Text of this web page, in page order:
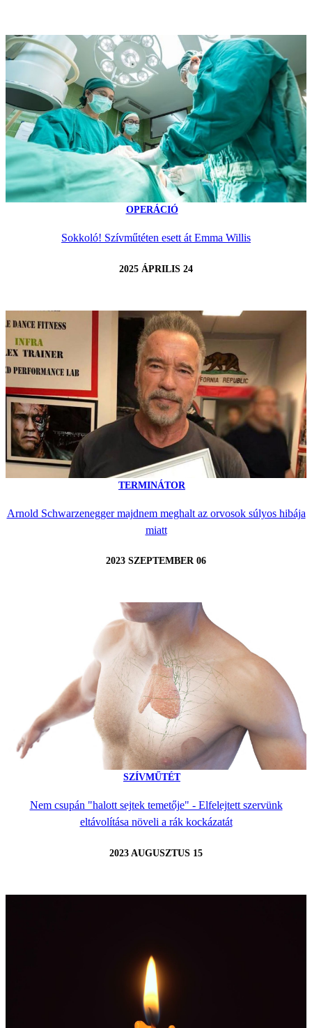
OPERÁCIÓ
Sokkoló! Szívműtéten esett át Emma Willis
2025 ÁPRILIS 24
TERMINÁTOR
Arnold Schwarzenegger majdnem meghalt az orvosok súlyos hibája
miatt
2023 SZEPTEMBER 06
SZÍVMŰTÉT
Nem csupán "halott sejtek temetője" - Elfelejtett szervünk
eltávolítása növeli a rák kockázatát
2023 AUGUSZTUS 15